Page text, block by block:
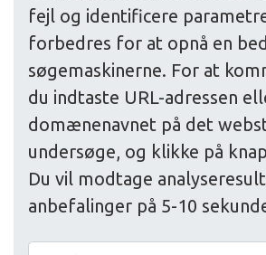
fejl og identificere
forbedres for at opnå en
søgemaskinerne. For at
du indtaste URL-adressen
domænenavnet på det
undersøge, og klikke på
Du vil modtage
anbefalinger på 5-10